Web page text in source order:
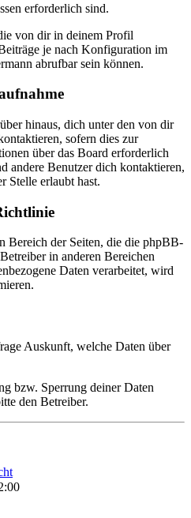
erforderlich sind.
von dir in deinem Profil
je nach Konfiguration im
abrufbar sein können.
hinaus, dich unter den von dir
sofern dies zur
über das Board erforderlich
andere Benutzer dich kontaktieren,
Stelle erlaubt hast.
Bereich der Seiten, die die phpBB-
in anderen Bereichen
Daten verarbeitet, wird
Auskunft, welche Daten über
bzw. Sperrung deiner Daten
den Betreiber.